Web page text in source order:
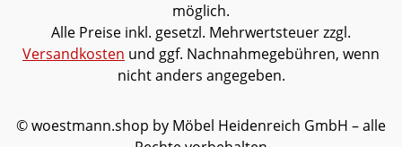
möglich.
Alle Preise inkl. gesetzl. Mehrwertsteuer zzgl.
Versandkosten und ggf. Nachnahmegebühren, wenn
nicht anders angegeben.
© woestmann.shop by Möbel Heidenreich GmbH – alle